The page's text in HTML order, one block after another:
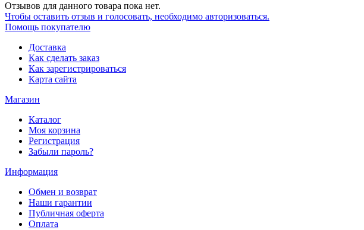
Отзывов для данного товара пока нет.
Чтобы оcтавить отзыв и голосовать, необходимо авторизоваться.
Помощь покупателю
Доставка
Как сделать заказ
Как зарегистрироваться
Карта сайта
Магазин
Каталог
Моя корзина
Регистрация
Забыли пароль?
Информация
Обмен и возврат
Наши гарантии
Публичная оферта
Оплата